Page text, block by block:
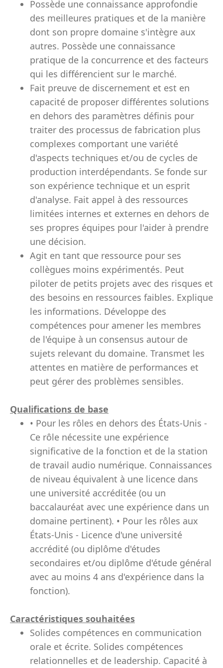
Possède une connaissance approfondie
des meilleures pratiques et de la manière
dont son propre domaine s'intègre aux
autres. Possède une connaissance
pratique de la concurrence et des facteurs
qui les différencient sur le marché.
Fait preuve de discernement et est en
capacité de proposer différentes solutions
en dehors des paramètres définis pour
traiter des processus de fabrication plus
complexes comportant une variété
d'aspects techniques et/ou de cycles de
production interdépendants. Se fonde sur
son expérience technique et un esprit
d'analyse. Fait appel à des ressources
limitées internes et externes en dehors de
ses propres équipes pour l'aider à prendre
une décision.
Agit en tant que ressource pour ses
collègues moins expérimentés. Peut
piloter de petits projets avec des risques et
des besoins en ressources faibles. Explique
les informations. Développe des
compétences pour amener les membres
de l'équipe à un consensus autour de
sujets relevant du domaine. Transmet les
attentes en matière de performances et
peut gérer des problèmes sensibles.
Qualifications de base
• Pour les rôles en dehors des États-Unis -
Ce rôle nécessite une expérience
significative de la fonction et de la station
de travail audio numérique. Connaissances
de niveau équivalent à une licence dans
une université accréditée (ou un
baccalauréat avec une expérience dans un
domaine pertinent). • Pour les rôles aux
États-Unis - Licence d'une université
accrédité (ou diplôme d'études
secondaires et/ou diplôme d'étude général
avec au moins 4 ans d'expérience dans la
fonction).
Caractéristiques souhaitées
Solides compétences en communication
orale et écrite. Solides compétences
relationnelles et de leadership. Capacité à